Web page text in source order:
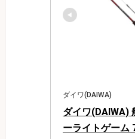
ダイワ(DAIWA)
ダイワ(DAIWA)
ーライトゲーム